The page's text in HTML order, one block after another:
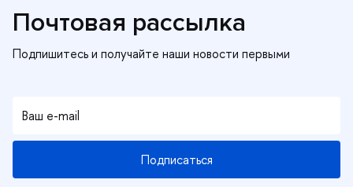
Почтовая рассылка
Подписаться